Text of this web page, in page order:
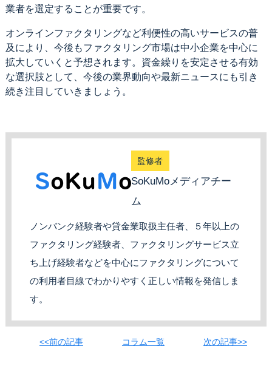
業者を選定することが重要です。
オンラインファクタリングなど利便性の高いサービスの普
及により、今後もファクタリング市場は中小企業を中心に
拡大していくと予想されます。資金繰りを安定させる有効
な選択肢として、今後の業界動向や最新ニュースにも引き
続き注目していきましょう。
監修者
SoKuMoメディアチー
ム
ノンバンク経験者や貸金業取扱主任者、５年以上の
ファクタリング経験者、ファクタリングサービス立
ち上げ経験者などを中心にファクタリングについて
の利用者目線でわかりやすく正しい情報を発信しま
す。
<<前の記事 コラム一覧 次の記事>>